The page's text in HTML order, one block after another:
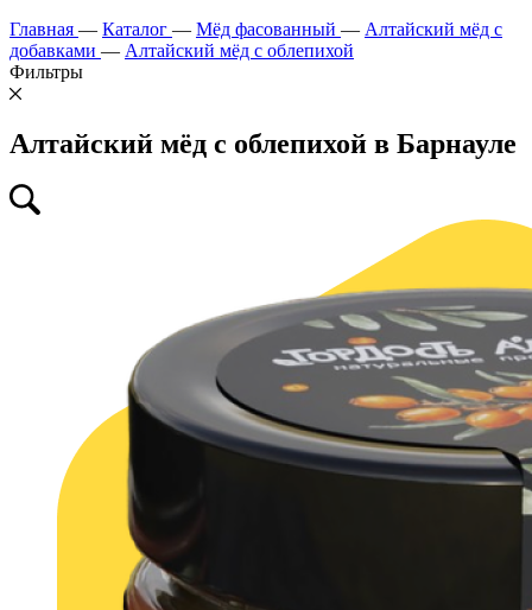
Главная — Каталог — Мёд фасованный — Алтайский мёд с
добавками — Алтайский мёд с облепихой
Фильтры
Алтайский мёд с облепихой в Барнауле